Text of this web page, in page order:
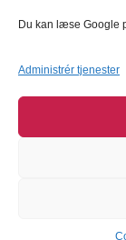
Du kan læse Google
Administrér tjenester